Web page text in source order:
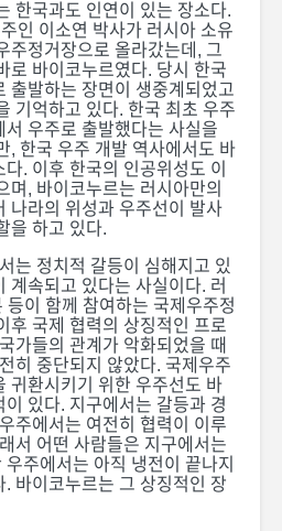
한국과도 인연이 있는 장소다.
인 이소연 박사가 러시아 소유
주정거장으로 올라갔는데, 그
로 바이코누르였다. 당시 한국
출발하는 장면이 생중계되었고
기억하고 있다. 한국 최초 우주
우주로 출발했다는 사실을
, 한국 우주 개발 역사에서도 바
. 이후 한국의 인공위성도 이
며, 바이코누르는 러시아만의
나라의 위성과 우주선이 발사
을 하고 있다.
는 정치적 갈등이 심해지고 있
계속되고 있다는 사실이다. 러
등이 함께 참여하는 국제우주정
후 국제 협력의 상징적인 프로
가들의 관계가 악화되었을 때
히 중단되지 않았다. 국제우주
귀환시키기 위한 우주선도 바
있다. 지구에서는 갈등과 경
주에서는 여전히 협력이 이루
서 어떤 사람들은 지구에서는
주에서는 아직 냉전이 끝나지
바이코누르는 그 상징적인 장